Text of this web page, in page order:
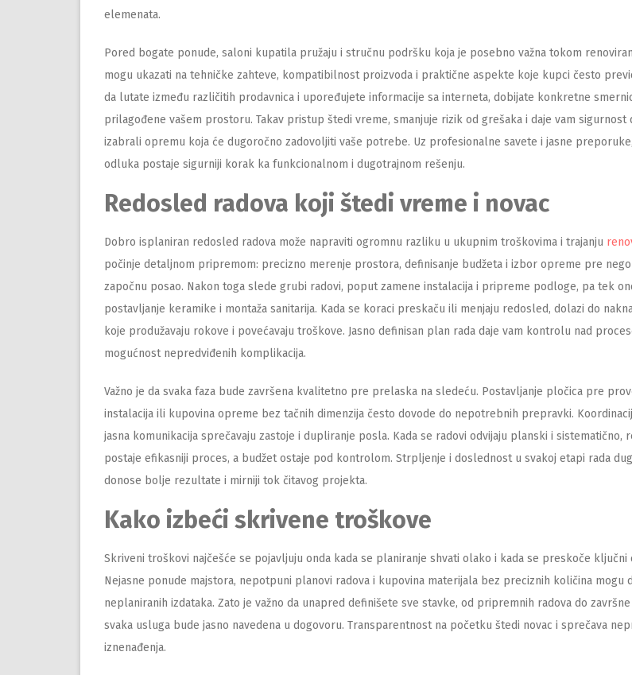
elemenata.
Pored bogate ponude, saloni kupatila pružaju i stručnu podršku koja je posebno važna tokom
mogu ukazati na tehničke zahteve, kompatibilnost proizvoda i praktične aspekte koje kupci često
da lutate između različitih prodavnica i upoređujete informacije sa interneta, dobijate konkretne
prilagođene vašem prostoru. Takav pristup štedi vreme, smanjuje rizik od grešaka i daje vam sigurnost
izabrali opremu koja će dugoročno zadovoljiti vaše potrebe. Uz profesionalne savete i jasne
odluka postaje sigurniji korak ka funkcionalnom i dugotrajnom rešenju.
Redosled radova koji štedi vreme i novac
Dobro isplaniran redosled radova može napraviti ogromnu razliku u ukupnim troškovima i trajanju
počinje detaljnom pripremom: precizno merenje prostora, definisanje budžeta i izbor opreme pre
započnu posao. Nakon toga slede grubi radovi, poput zamene instalacija i pripreme podloge, pa tek
postavljanje keramike i montaža sanitarija. Kada se koraci preskaču ili menjaju redosled, dolazi do
koje produžavaju rokove i povećavaju troškove. Jasno definisan plan rada daje vam kontrolu nad
mogućnost nepredviđenih komplikacija.
Važno je da svaka faza bude završena kvalitetno pre prelaska na sledeću. Postavljanje pločica pre
instalacija ili kupovina opreme bez tačnih dimenzija često dovode do nepotrebnih prepravki.
jasna komunikacija sprečavaju zastoje i dupliranje posla. Kada se radovi odvijaju planski i sistematično,
postaje efikasniji proces, a budžet ostaje pod kontrolom. Strpljenje i doslednost u svakoj etapi rada
donose bolje rezultate i mirniji tok čitavog projekta.
Kako izbeći skrivene troškove
Skriveni troškovi najčešće se pojavljuju onda kada se planiranje shvati olako i kada se preskoče ključni
Nejasne ponude majstora, nepotpuni planovi radova i kupovina materijala bez preciznih količina mogu
neplaniranih izdataka. Zato je važno da unapred definišete sve stavke, od pripremnih radova do završne
svaka usluga bude jasno navedena u dogovoru. Transparentnost na početku štedi novac i sprečava
iznenađenja.